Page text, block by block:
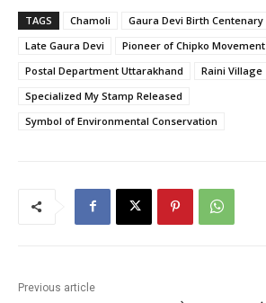
c
e
b
o
o
st
o
d
o
n
ai
l
ar
e
TAGS Chamoli Gaura Devi Birth Centenary
Late Gaura Devi
Pioneer of Chipko Movement
Postal Department Uttarakhand
Raini Village
Specialized My Stamp Released
Symbol of Environmental Conservation
Previous article